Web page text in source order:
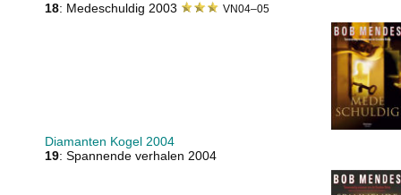
18: Medeschuldig 2003 VN04–05
Diamanten Kogel 2004
19: Spannende verhalen 2004